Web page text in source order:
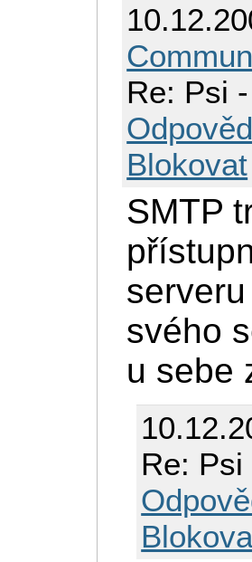
Re: Psi
Blokovat
SMTP
svého
u sebe
Re: